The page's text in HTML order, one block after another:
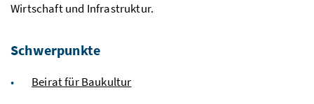
Wirtschaft und Infrastruktur.
Schwerpunkte
Beirat für Baukultur